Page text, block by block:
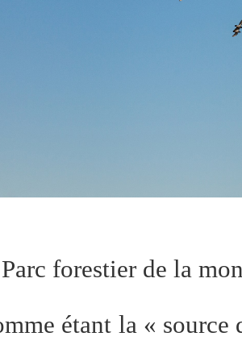
Parc forestier de la
étant la «